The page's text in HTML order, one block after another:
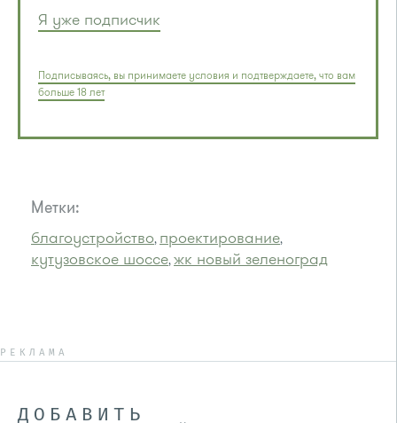
Я уже подписчик
Подписываясь, вы принимаете условия и подтверждаете, что вам
больше 18 лет
Метки:
благоустройство, проектирование,
кутузовское шоссе,жк новый зеленоград
РЕКЛАМА
ДОБАВИТЬ